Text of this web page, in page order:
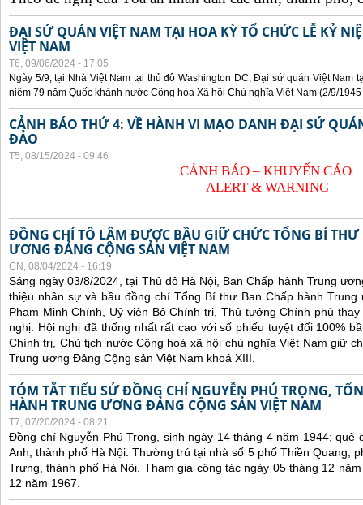
ĐẠI SỨ QUÁN VIỆT NAM TẠI HOA KỲ TỔ CHỨC LỄ KỶ
VIỆT NAM
T6, 09/06/2024 - 17:05
Ngày 5/9, tại Nhà Việt Nam tại thủ đô Washington DC, Đại sứ quán Việt Nam
niệm 79 năm Quốc khánh nước Cộng hòa Xã hội Chủ nghĩa Việt Nam (2/9/
CẢNH BÁO THỨ 4: VỀ HÀNH VI MẠO DANH ĐẠI SỨ
ĐẢO
T5, 08/15/2024 - 09:46
CẢNH BÁO – KHUYẾN CÁO
ALERT & WARNING
ĐỒNG CHÍ TÔ LÂM ĐƯỢC BẦU GIỮ CHỨC TỔNG BÍ
ƯƠNG ĐẢNG CỘNG SẢN VIỆT NAM
CN, 08/04/2024 - 16:19
Sáng ngày 03/8/2024, tại Thủ đô Hà Nội, Ban Chấp hành Trung
thiệu nhân sự và bầu đồng chí Tổng Bí thư Ban Chấp hành
Phạm Minh Chính, Uỷ viên Bộ Chính trị, Thủ tướng Chính phủ
nghị. Hội nghị đã thống nhất rất cao với số phiếu tuyệt đối 100%
Chính trị, Chủ tịch nước Cộng hoà xã hội chủ nghĩa Việt Nam giữ
Trung ương Đảng Cộng sản Việt Nam khoá XIII.
TÓM TẮT TIỂU SỬ ĐỒNG CHÍ NGUYỄN PHÚ TRỌNG,
HÀNH TRUNG ƯƠNG ĐẢNG CỘNG SẢN VIỆT NAM
T7, 07/20/2024 - 08:21
Đồng chí Nguyễn Phú Trọng, sinh ngày 14 tháng 4 năm 1944; quê
Anh, thành phố Hà Nội. Thường trú tại nhà số 5 phố Thiền Quang,
Trưng, thành phố Hà Nội. Tham gia công tác ngày 05 tháng 12
12 năm 1967.